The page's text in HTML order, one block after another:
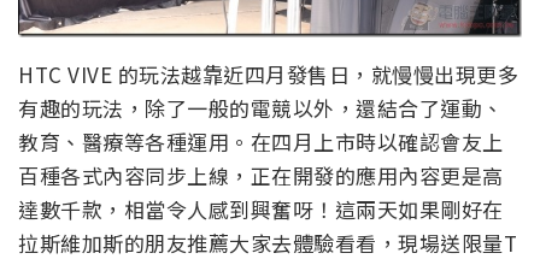
HTC VIVE 的玩法越靠近四月發售日，就慢慢出現更多
有趣的玩法，除了一般的電競以外，還結合了運動、
教育、醫療等各種運用。在四月上市時以確認會友上
百種各式內容同步上線，正在開發的應用內容更是高
達數千款，相當令人感到興奮呀！這兩天如果剛好在
拉斯維加斯的朋友推薦大家去體驗看看，現場送限量T